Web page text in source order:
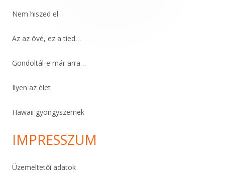
Sidebar
Nem hiszed el…
Az az övé, ez a tied…
Gondoltál-e már arra…
Ilyen az élet
Hawaii gyöngyszemek
IMPRESSZUM
Üzemeltetői adatok